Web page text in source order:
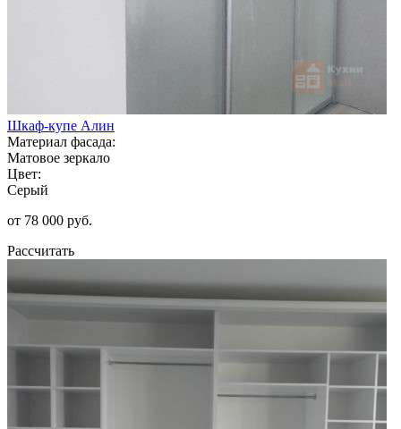
Шкаф-купе Алин
Материал фасада:
Матовое зеркало
Цвет:
Серый
от 78 000 руб.
Рассчитать